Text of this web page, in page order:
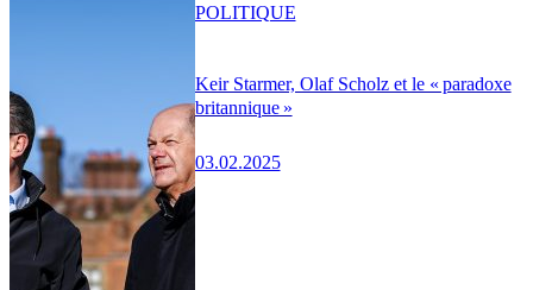
Keir Starmer, Olaf Scholz et le « paradoxe
britannique »
03.02.2025
POLITIQUE